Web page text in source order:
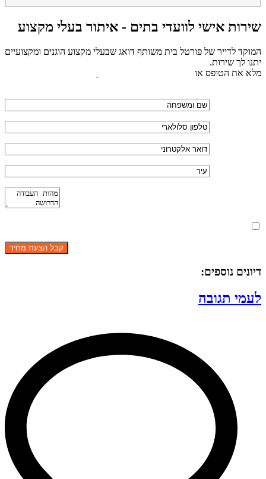
שירות אישי לוועדי בתים - איתור בעלי מקצוע
המוקד לדייר של פורטל בית משותף דואג שבעלי מקצוע הוגנים ומקצועיים
יתנו לך שירות.
מלא את הטופס או
דיונים נוספים:
לעמי תגובה